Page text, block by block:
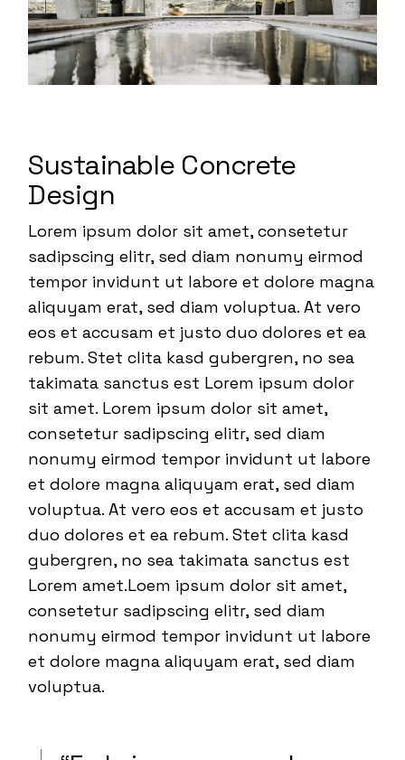
Sustainable Concrete
Design
Lorem ipsum dolor sit amet, consetetur
sadipscing elitr, sed diam nonumy eirmod
tempor invidunt ut labore et dolore magna
aliquyam erat, sed diam voluptua. At vero
eos et accusam et justo duo dolores et ea
rebum. Stet clita kasd gubergren, no sea
takimata sanctus est Lorem ipsum dolor
sit amet. Lorem ipsum dolor sit amet,
consetetur sadipscing elitr, sed diam
nonumy eirmod tempor invidunt ut labore
et dolore magna aliquyam erat, sed diam
voluptua. At vero eos et accusam et justo
duo dolores et ea rebum. Stet clita kasd
gubergren, no sea takimata sanctus est
Lorem amet.Loem ipsum dolor sit amet,
consetetur sadipscing elitr, sed diam
nonumy eirmod tempor invidunt ut labore
et dolore magna aliquyam erat, sed diam
voluptua.